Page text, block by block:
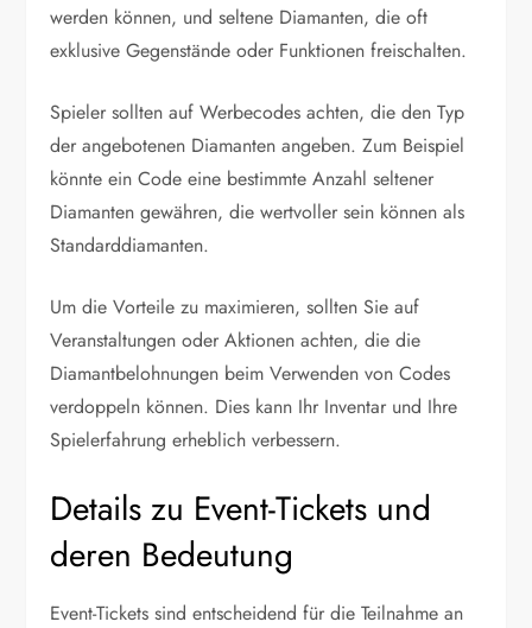
werden können, und seltene Diamanten, die oft
exklusive Gegenstände oder Funktionen freischalten.
Spieler sollten auf Werbecodes achten, die den Typ
der angebotenen Diamanten angeben. Zum Beispiel
könnte ein Code eine bestimmte Anzahl seltener
Diamanten gewähren, die wertvoller sein können als
Standarddiamanten.
Um die Vorteile zu maximieren, sollten Sie auf
Veranstaltungen oder Aktionen achten, die die
Diamantbelohnungen beim Verwenden von Codes
verdoppeln können. Dies kann Ihr Inventar und Ihre
Spielerfahrung erheblich verbessern.
Details zu Event-Tickets und
deren Bedeutung
Event-Tickets sind entscheidend für die Teilnahme an